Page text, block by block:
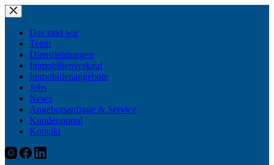
Zum
Inhalt
springenDas sind wir
Team
Dienstleistungen
Immobilienverkauf
Immobilienangebote
Jobs
News
Angebotsanfrage & Service
Kundenportal
Kontakt